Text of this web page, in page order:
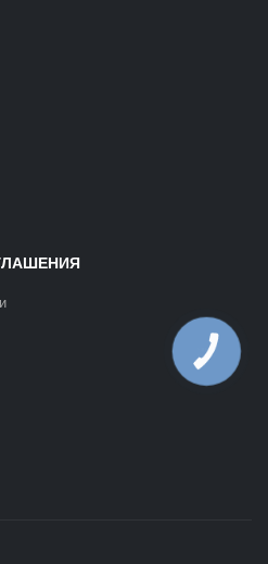
КНОПКА
ЗВ'ЯЗКУ